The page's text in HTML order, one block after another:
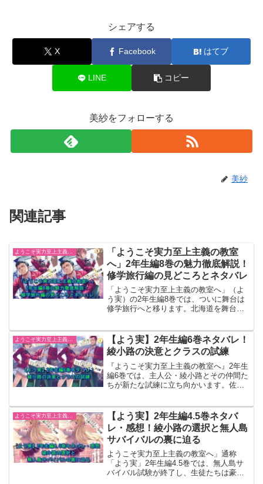
シェアする
X Facebook はてブ
LINE コピー
美紗をフォローする
美紗
関連記事
ようこそ実力至上主義の教室へ
「ようこそ実力至上主義の教室
へ」2年生編8巻の魅力徹底解説！
修学旅行編の見どころとネタバレ
「ようこそ実力至上主義の教室へ」（よ
う実）の2年生編8巻では、ついに舞台は
修学旅行へと移ります。北海道を舞台
新キャラの活躍が見逃せません。本記事
では、2年生編8巻の修学旅行エピソード
を徹底的に掘り下げ、各キャラクターの
動向や重要なシーンについても詳しく解
説していきます。まだ原作を読んでいな
い方はご注意ください！さらに、シリー
方も必見です。
ようこそ実力至上主義の教室へ
【よう実】2年生編6巻ネタバレ！
綾小路の決意とクラスの試練
『ようこそ実力至上主義の教室へ』2年生
編6巻では、主人公・綾小路とその仲間た
ちが新たな試練に立ち向かいます。佐倉
び一丸となる必要に迫られます。体育祭
では一筋縄ではいかない規則と報酬が設
定され、クラス内外の駆け引きがさらに
白熱します。そんな中、クラス間の抗争
や南雲生徒会長からの挑戦が綾小路に迫
り、彼は難しい決断を求められること
に。体育祭の結果やクラスの運命はどう
なるのか？この記事では、巻き起こる波
【よう実】2年生編4.5巻ネタバ
レ・感想！綾小路の選択と無人島
サバイバルの裏に迫る
ようこそ実力至上主義の教室へ」通称
「よう実」2年生編4.5巻では、無人島サ
バイバル試験が終了し、生徒たちは豪華